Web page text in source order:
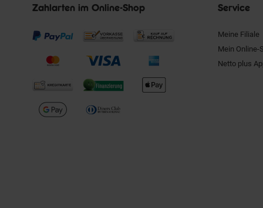
Zahlarten im Online-Shop Service
Meine Filiale
Mein Online-
Netto plus